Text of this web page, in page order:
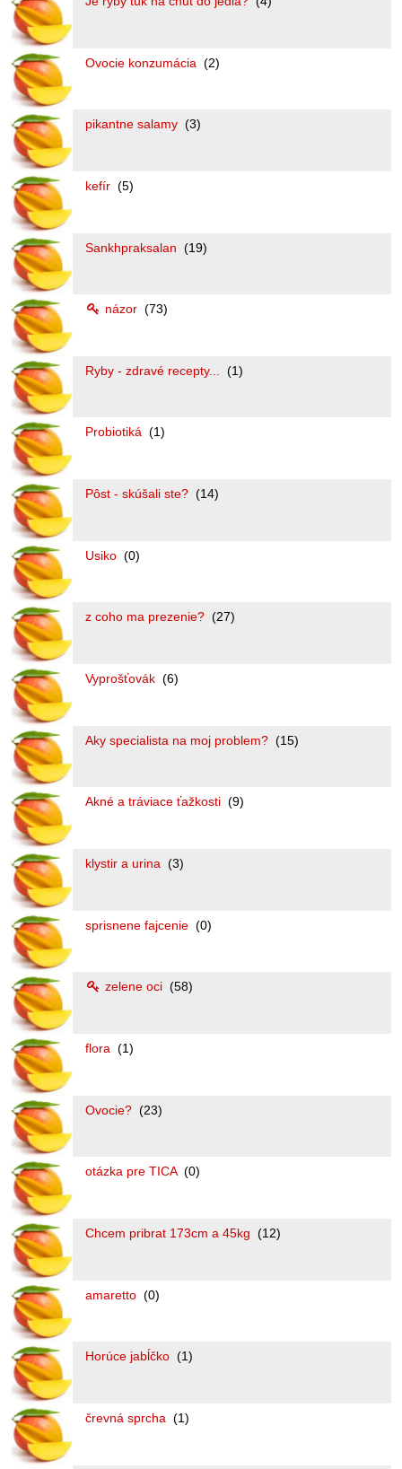
Ovocie konzumácia (2)
pikantne salamy (3)
kefír (5)
Sankhpraksalan (19)
názor (73)
Ryby - zdravé recepty... (1)
Probiotiká (1)
Pôst - skúšali ste? (14)
Usiko (0)
z coho ma prezenie? (27)
Vyprošťovák (6)
Aky specialista na moj problem? (15)
Akné a tráviace ťažkosti (9)
klystir a urina (3)
sprisnene fajcenie (0)
zelene oci (58)
flora (1)
Ovocie? (23)
otázka pre TICA (0)
Chcem pribrat 173cm a 45kg (12)
amaretto (0)
Horúce jabĺčko (1)
črevná sprcha (1)